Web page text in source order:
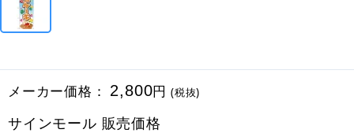
メーカー価格： 2,800円(税抜)
サインモール 販売価格